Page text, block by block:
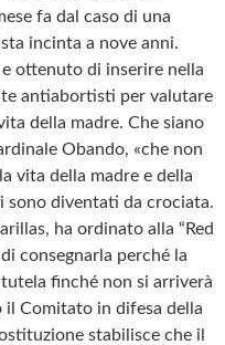
fa dal caso di una
incinta a nove anni.
ottenuto di inserire nella
antiabortisti per valutare
della madre. Che siano
Obando, «che non
vita della madre e della
sono diventati da crociata.
ha ordinato alla “Red
consegnarla perché la
finché non si arriverà
il Comitato in difesa della
stabilisce che il